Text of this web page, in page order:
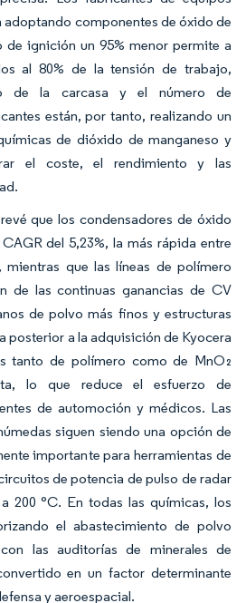
adoptando componentes de óxido de
ignición un 95% menor permite a
al 80% de la tensión de trabajo,
de la carcasa y el número de
están, por tanto, realizando un
de dióxido de manganeso y
el coste, el rendimiento y las
que los condensadores de óxido
del 5,23%, la más rápida entre
que las líneas de polímero
de las continuas ganancias de CV
de polvo más finos y estructuras
posterior a la adquisición de Kyocera
tanto de polímero como de MnO₂
lo que reduce el esfuerzo de
de automoción y médicos. Las
siguen siendo una opción de
importante para herramientas de
de potencia de pulso de radar
200 °C. En todas las químicas, los
el abastecimiento de polvo
las auditorías de minerales de
en un factor determinante
y aeroespacial.